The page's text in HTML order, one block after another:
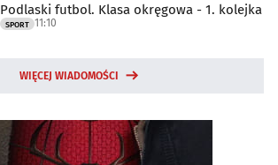
Podlaski futbol. Klasa okręgowa - 1. kolejka
SPORT 11:10
WIĘCEJ WIADOMOŚCI